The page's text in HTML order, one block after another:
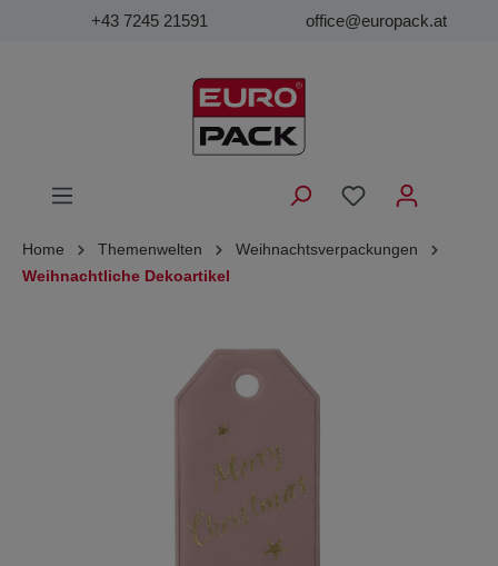
+43 7245 21591 office@europack.at
Home Themenwelten
Weihnachtsverpackungen
Weihnachtliche Dekoartikel